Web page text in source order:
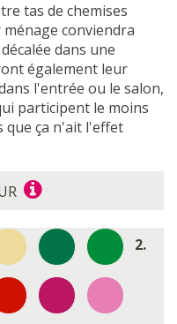
tas de chemises
conviendra
dans une
également leur
l'entrée ou le salon,
participent le moins
que ça n'ait l'effet
2.